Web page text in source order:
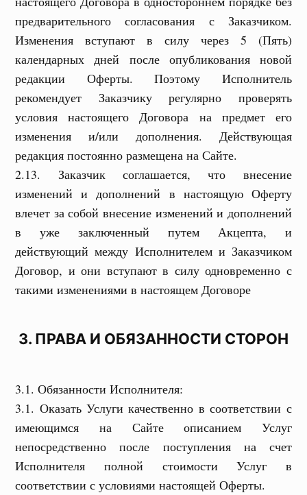
предварительного согласования с Заказчиком.
Изменения вступают в силу через 5 (Пять)
календарных дней после опубликования новой
редакции Оферты. Поэтому Исполнитель
рекомендует Заказчику регулярно проверять
условия настоящего Договора на предмет его
изменения и/или дополнения. Действующая
редакция постоянно размещена на Сайте.
2.13. Заказчик соглашается, что внесение
изменений и дополнений в настоящую Оферту
влечет за собой внесение изменений и дополнений
в уже заключенный путем Акцепта, и
действующий между Исполнителем и Заказчиком
Договор, и они вступают в силу одновременно с
такими изменениями в настоящем Договоре
3. ПРАВА И ОБЯЗАННОСТИ СТОРОН
3.1. Обязанности Исполнителя:
3.1. Оказать Услуги качественно в соответствии с
имеющимся на Сайте описанием Услуг
непосредственно после поступления на счет
Исполнителя полной стоимости Услуг в
соответствии с условиями настоящей Оферты.